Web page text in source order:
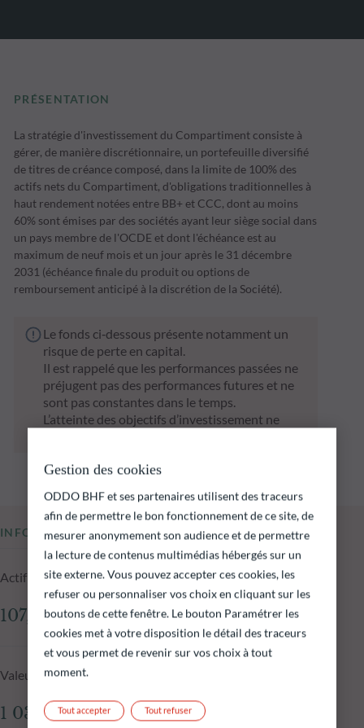
PRÉSENTATION
La stratégie d'investissement du Compartiment consiste à
gérer, de manière discrétionnaire, un portefeuille diversifié
de titres de créance composé, dans la limite de 100% des
actifs nets du Compartiment, d'obligations traditionnelles à
haut rendement notées entre BB+ et CCC, dont au moins
60% sont émises par des sociétés ayant leur siège social dans
un pays membre de l'OCDE et dont l'échéance est au
maximum de neuf mois et un jour après le 31 décembre
2031 (échéance finale du produit ou options de
remboursement anticipé à la discrétion de la Société).
Le fonds ci‑dessous présente notamment un
risque de perte en capital.
Il est rappelé que les performances passées ne
préjugent pas des performances futures et ne
sont pas constantes dans le temps.
L’atteinte des objectifs d’investissement ne
INFORMATIONS CLÉS
Actif net du fonds au 04.08.2026
107,64 M€
Valeur liquidative au 04.08.2026
1 031,52 €
Gestion des cookies
ODDO BHF et ses partenaires utilisent des traceurs
afin de permettre le bon fonctionnement de ce site, de
mesurer anonymement son audience et de permettre
la lecture de contenus multimédias hébergés sur un
site externe. Vous pouvez accepter ces cookies, les
refuser ou personnaliser vos choix en cliquant sur les
boutons de cette fenêtre. Le bouton Paramétrer les
cookies met à votre disposition le détail des traceurs
et vous permet de revenir sur vos choix à tout
moment.
Tout refuser
Tout accepter